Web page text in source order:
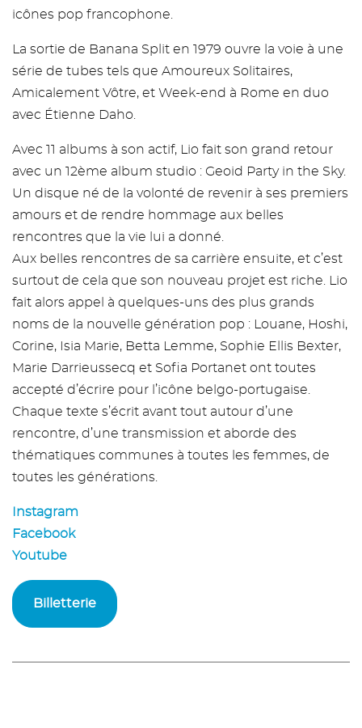
icônes pop francophone.
La sortie de Banana Split en 1979 ouvre la voie à une
série de tubes tels que Amoureux Solitaires,
Amicalement Vôtre, et Week-end à Rome en duo
avec Étienne Daho.
Avec 11 albums à son actif, Lio fait son grand retour
avec un 12ème album studio : Geoid Party in the Sky.
Un disque né de la volonté de revenir à ses premiers
amours et de rendre hommage aux belles
rencontres que la vie lui a donné.
Aux belles rencontres de sa carrière ensuite, et c’est
surtout de cela que son nouveau projet est riche. Lio
fait alors appel à quelques-uns des plus grands
noms de la nouvelle génération pop : Louane, Hoshi,
Corine, Isia Marie, Betta Lemme, Sophie Ellis Bexter,
Marie Darrieussecq et Sofia Portanet ont toutes
accepté d’écrire pour l’icône belgo-portugaise.
Chaque texte s’écrit avant tout autour d’une
rencontre, d’une transmission et aborde des
thématiques communes à toutes les femmes, de
toutes les générations.
Instagram
Facebook
Youtube
Billetterie